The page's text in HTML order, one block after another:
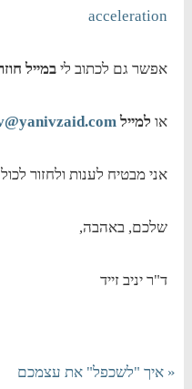
acceleration
אפשר גם לכתוב ליבמייל
או למייל
אני מבטיח לענות ולחזור
שלכם, באהבה,
ד"ר יניב זייד
« איך "לשכפל" את עצמכם